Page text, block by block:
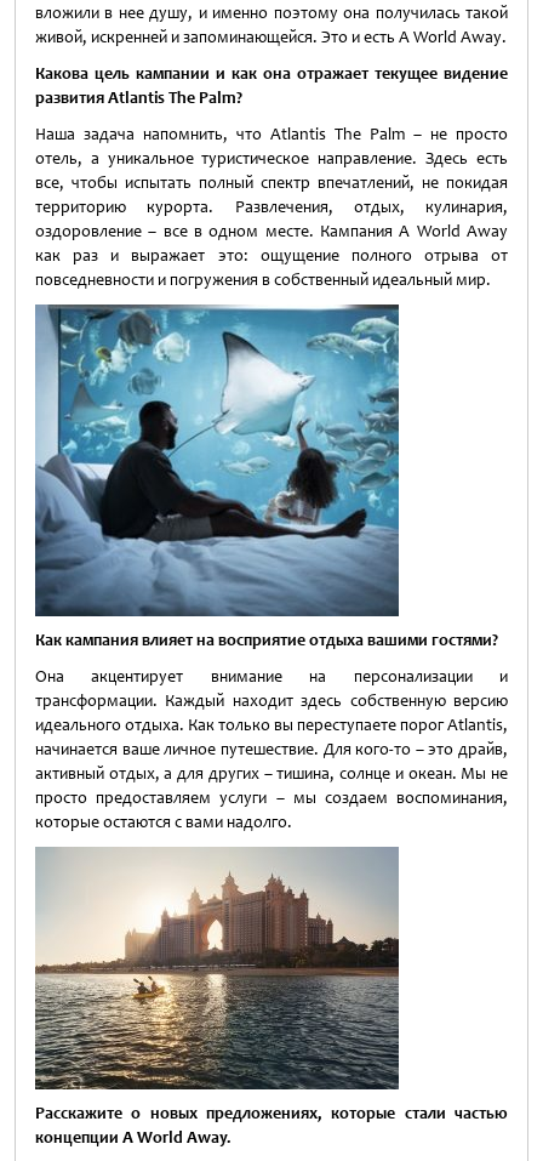
вложили в нее душу, и именно поэтому она получилась такой
живой, искренней и запоминающейся. Это и есть A World Away.
Какова цель кампании и как она отражает текущее видение
развития AtlantisThe Palm?
Наша задача напомнить, что Atlantis The Palm – не просто
отель, а уникальное туристическое направление. Здесь есть
все, чтобы испытать полный спектр впечатлений, не покидая
территорию курорта. Развлечения, отдых, кулинария,
оздоровление – все в одном месте. Кампания A World Away
как раз и выражает это: ощущение полного отрыва от
повседневности и погружения в собственный идеальный мир.
Как кампания влияет на восприятие отдыха вашими гостями?
Она акцентирует внимание на персонализации и
трансформации. Каждый находит здесь собственную версию
идеального отдыха. Как только вы переступаете порог Atlantis,
начинается ваше личное путешествие. Для кого-то – это драйв,
активный отдых, а для других – тишина, солнце и океан. Мы не
просто предоставляем услуги – мы создаем воспоминания,
которые остаются с вами надолго.
Расскажите о новых предложениях, которые стали частью
концепции A World Away.